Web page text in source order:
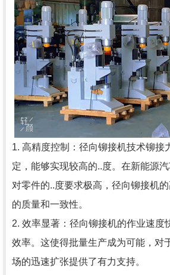
1. 高精度控制：径向铆接机技术铆接
定，能够实现较高的..度。在新能源
对零件的..度要求极高，径向铆接机
的质量和一致性。
2. 效率显著：径向铆接机的作业速度
效率。这使得批量生产成为可能，对
场的迅速扩张提供了有力支持。